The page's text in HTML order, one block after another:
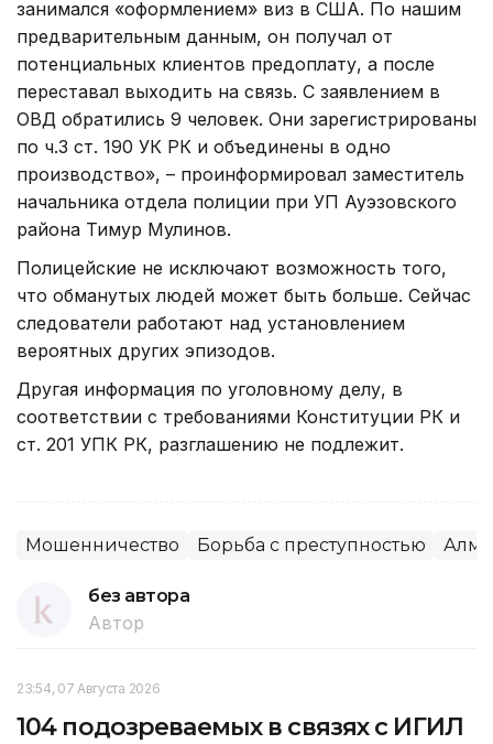
занимался «оформлением» виз в США. По нашим
предварительным данным, он получал от
потенциальных клиентов предоплату, а после
переставал выходить на связь. С заявлением в
ОВД обратились 9 человек. Они зарегистрированы
по ч.3 ст. 190 УК РК и объединены в одно
производство», – проинформировал заместитель
начальника отдела полиции при УП Ауэзовского
района Тимур Мулинов.
Полицейские не исключают возможность того,
что обманутых людей может быть больше. Сейчас
следователи работают над установлением
вероятных других эпизодов.
Другая информация по уголовному делу, в
соответствии с требованиями Конституции РК и
ст. 201 УПК РК, разглашению не подлежит.
Мошенничество Борьба с преступностью
без автора
Автор
23:54, 07 Августа 2026
104 подозреваемых в связях с ИГИЛ